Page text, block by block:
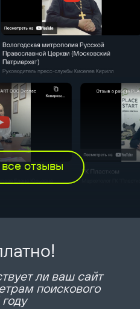
отзывы
ли ваш сайт
поискового